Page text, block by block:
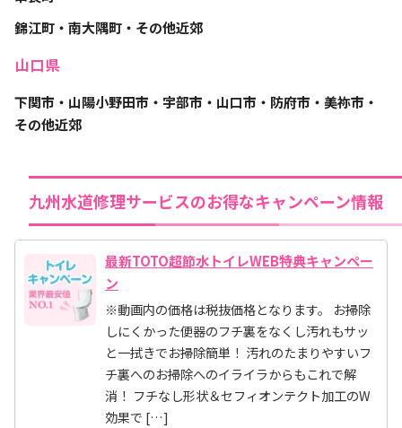
錦江町・南大隅町・その他近郊
山口県
下関市・山陽小野田市・宇部市・山口市・防府市・美祢市・
その他近郊
九州水道修理サービスのお得なキャンペーン情報
最新TOTO超節水トイレWEB特典キャンペー
ン
※動画内の価格は税抜価格となります。 お掃除
しにくかった便器のフチ裏をなくし汚れもサッ
と一拭きでお掃除簡単！ 汚れのたまりやすいフ
チ裏へのお掃除へのイライラからもこれで解
消！ フチなし形状＆セフィオンテクト加工のW
効果で […]